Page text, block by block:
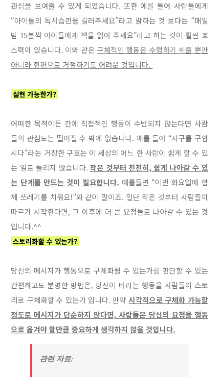
관심을 보여줄 수 있게 되었습니다. 또한 예를 들어 사람들에게
“아이들의 독서습관을 길러주세요”라고 말하는 것 보다는 “매일
밤 15분씩 아이들에게 책을 읽어 주세요”라고 하는 것이 훨씬 호
소력이 있습니다. 이와 같은 구체적인 행동은 수행하기 쉬울 뿐만
아니라 한편으로 거절하기도 어려운 것입니다.
실현 가능한가?
어떠한 목적이든 간에 직접적인 행동이 수반되지 않는다면 사람
들의 관심도는 떨어질 수 밖에 없습니다. 예를 들어 “지구를 구합
시다”라는 거창한 구호는 이 세상의 어느 한 사람이 쉽게 할 수 있
는 일로 들리지 않습니다.작은 것부터 천천히, 쉽게 나아갈 수 있
는 단계를 만드는 것이 필요합니다. 예를들면 “이번 화요일에 함
께 쓰레기를 치워요!”와 같이 말이죠. 일단 작은 것부터 사람들이
따르기 시작한다면, 그 이후에 더 큰 요청들로 나아갈 수 있는 것
입니다.^^
스토리화할 수 있는가?
당신의 메시지가 행동으로 구체화될 수 있는가를 판단할 수 있는
간편하고도 분명한 방법은, 당신이 바라는 행동을 사람들이 스토
리로 구체화할 수 있는가 입니다. 만약 시각적으로 구체화 가능할
정도로 메시지가 단순하지 않다면, 사람들은 당신의 요청을 행동
으로 옮겨야 할만큼 중요하게 생각하지 않을 것입니다.
관련 자료: